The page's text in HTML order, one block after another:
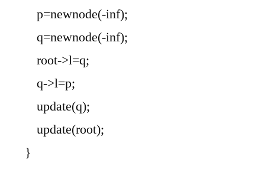
p=newnode(-inf);
q=newnode(-inf);
root->l=q;
q->l=p;
update(q);
update(root);
}